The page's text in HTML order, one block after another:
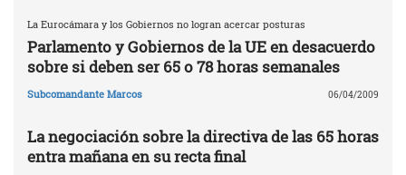
La Eurocámara y los Gobiernos no logran acercar posturas
Parlamento y Gobiernos de la UE en desacuerdo
sobre si deben ser 65 o 78 horas semanales
Subcomandante Marcos 06/04/2009
La negociación sobre la directiva de las 65 horas
entra mañana en su recta final